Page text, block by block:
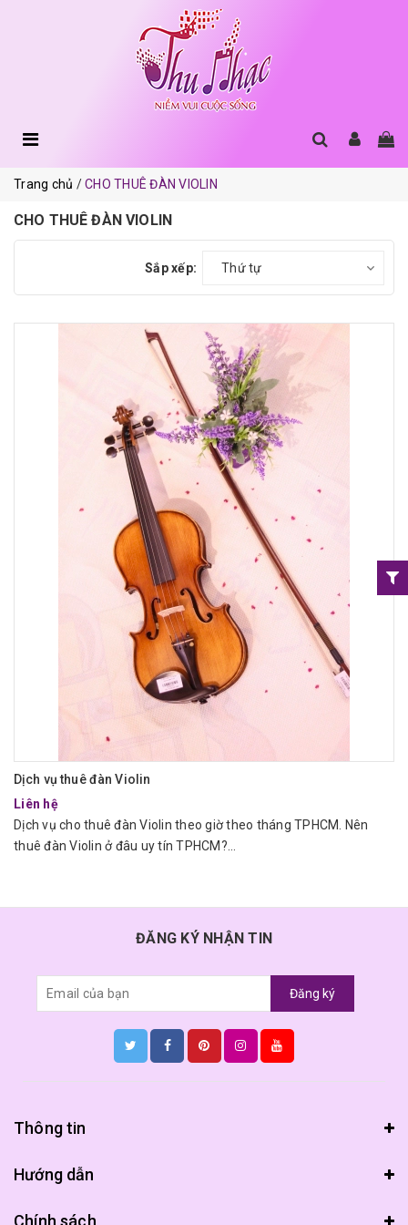
Trang chủ CHO THUÊ ĐÀN VIOLIN
CHO THUÊ ĐÀN VIOLIN
Sắp xếp: Thứ tự
Dịch vụ thuê đàn Violin
Liên hệ
Dịch vụ cho thuê đàn Violin theo giờ theo tháng TPHCM. Nên
thuê đàn Violin ở đâu uy tín TPHCM?...
ĐĂNG KÝ NHẬN TIN
Đăng ký
Thông tin
Hướng dẫn
Chính sách